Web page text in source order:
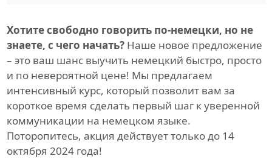
Хотите свободно говорить по-немецки, но не
знаете, с чего начать?Наше новое предложение
– это ваш шанс выучить немецкий быстро, просто
и по невероятной цене! Мы предлагаем
интенсивный курс, который позволит вам за
короткое время сделать первый шаг к уверенной
коммуникации на немецком языке.
Поторопитесь, акция действует только до 14
октября 2024 года!